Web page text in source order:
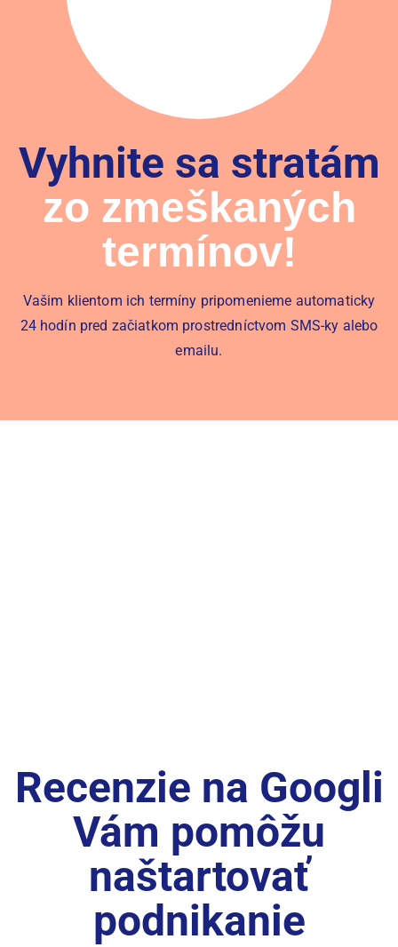
Vyhnite sa stratám
zo zmeškaných
termínov!
Vašim klientom ich termíny pripomenieme automaticky
24 hodín pred začiatkom prostredníctvom SMS-ky alebo
emailu.
Recenzie na Googli
Vám pomôžu
naštartovať
podnikanie